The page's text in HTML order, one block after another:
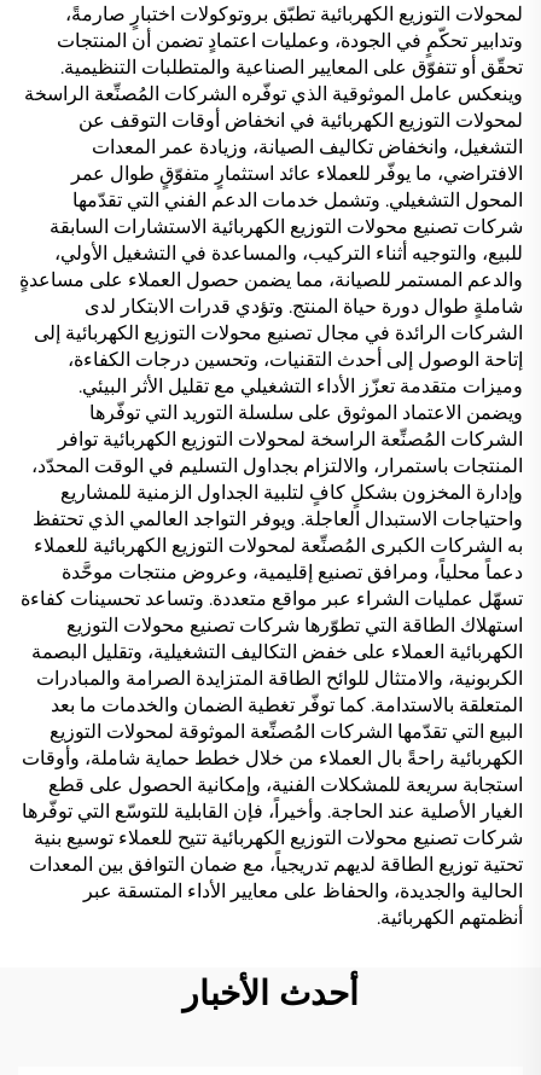
لمحولات التوزيع الكهربائية تطبّق بروتوكولات اختبارٍ صارمةً،
وتدابير تحكّمٍ في الجودة، وعمليات اعتمادٍ تضمن أن المنتجات
تحقّق أو تتفوّق على المعايير الصناعية والمتطلبات التنظيمية.
وينعكس عامل الموثوقية الذي توفّره الشركات المُصنِّعة الراسخة
لمحولات التوزيع الكهربائية في انخفاض أوقات التوقف عن
التشغيل، وانخفاض تكاليف الصيانة، وزيادة عمر المعدات
الافتراضي، ما يوفّر للعملاء عائد استثمارٍ متفوّقٍ طوال عمر
المحول التشغيلي. وتشمل خدمات الدعم الفني التي تقدّمها
شركات تصنيع محولات التوزيع الكهربائية الاستشارات السابقة
للبيع، والتوجيه أثناء التركيب، والمساعدة في التشغيل الأولي،
والدعم المستمر للصيانة، مما يضمن حصول العملاء على مساعدةٍ
شاملةٍ طوال دورة حياة المنتج. وتؤدي قدرات الابتكار لدى
الشركات الرائدة في مجال تصنيع محولات التوزيع الكهربائية إلى
إتاحة الوصول إلى أحدث التقنيات، وتحسين درجات الكفاءة،
وميزات متقدمة تعزّز الأداء التشغيلي مع تقليل الأثر البيئي.
ويضمن الاعتماد الموثوق على سلسلة التوريد التي توفّرها
الشركات المُصنِّعة الراسخة لمحولات التوزيع الكهربائية توافر
المنتجات باستمرار، والالتزام بجداول التسليم في الوقت المحدّد،
وإدارة المخزون بشكلٍ كافٍ لتلبية الجداول الزمنية للمشاريع
واحتياجات الاستبدال العاجلة. ويوفر التواجد العالمي الذي تحتفظ
به الشركات الكبرى المُصنِّعة لمحولات التوزيع الكهربائية للعملاء
دعماً محلياً، ومرافق تصنيع إقليمية، وعروض منتجات موحَّدة
تسهّل عمليات الشراء عبر مواقع متعددة. وتساعد تحسينات كفاءة
استهلاك الطاقة التي تطوّرها شركات تصنيع محولات التوزيع
الكهربائية العملاء على خفض التكاليف التشغيلية، وتقليل البصمة
الكربونية، والامتثال للوائح الطاقة المتزايدة الصرامة والمبادرات
المتعلقة بالاستدامة. كما توفّر تغطية الضمان والخدمات ما بعد
البيع التي تقدّمها الشركات المُصنِّعة الموثوقة لمحولات التوزيع
الكهربائية راحةً بال العملاء من خلال خطط حماية شاملة، وأوقات
استجابة سريعة للمشكلات الفنية، وإمكانية الحصول على قطع
الغيار الأصلية عند الحاجة. وأخيراً، فإن القابلية للتوسّع التي توفّرها
شركات تصنيع محولات التوزيع الكهربائية تتيح للعملاء توسيع بنية
تحتية توزيع الطاقة لديهم تدريجياً، مع ضمان التوافق بين المعدات
الحالية والجديدة، والحفاظ على معايير الأداء المتسقة عبر
أنظمتهم الكهربائية.
أحدث الأخبار